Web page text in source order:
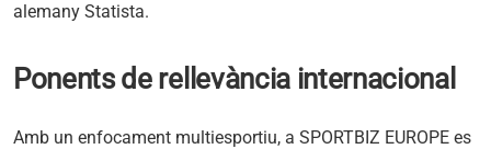
alemany Statista.
Ponents de rellevància internacional
Amb un enfocament multiesportiu, a SPORTBIZ EUROPE es